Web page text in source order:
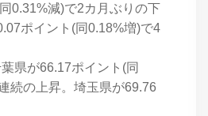
0.31%減)で2カ月ぶりの下
ポイント(同0.18%増)で4
県が66.17ポイント(同
続の上昇。埼玉県が69.76